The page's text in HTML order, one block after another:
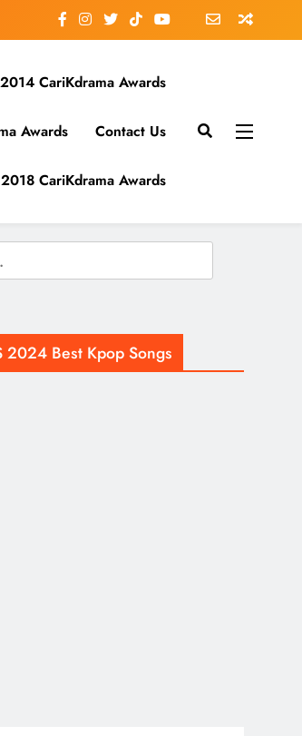
CariKdrama Awards
Awards Contact Us
CariKdrama Awards
2024 Best Kpop Songs